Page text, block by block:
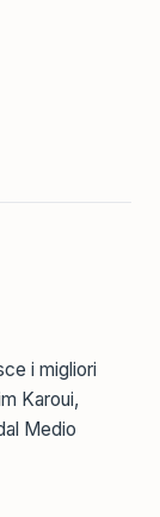
i migliori
Karoui,
Medio